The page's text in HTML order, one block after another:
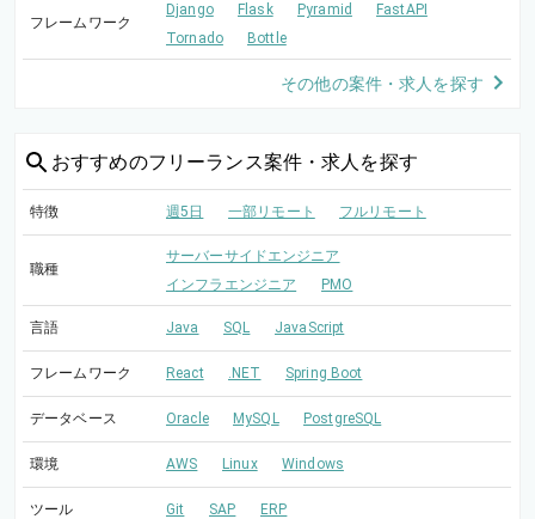
フレームワーク
Django Flask Pyramid
FastAPI
Tornado
Bottle
その他の案件・求人を探す
おすすめのフリーランス案件・求人を探す
特徴 週5日 一部リモート フルリモート
職種
サーバーサイドエンジニア
インフラエンジニア
PMO
言語 Java SQL JavaScript
フレームワーク React .NET Spring Boot
データベース Oracle MySQL PostgreSQL
環境 AWS Linux Windows
ツール Git SAP ERP